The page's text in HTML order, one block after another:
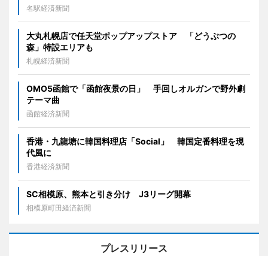
名駅経済新聞
大丸札幌店で任天堂ポップアップストア 「どうぶつの
森」特設エリアも
札幌経済新聞
OMO5函館で「函館夜景の日」 手回しオルガンで野外劇
テーマ曲
函館経済新聞
香港・九龍塘に韓国料理店「Social」 韓国定番料理を現
代風に
香港経済新聞
SC相模原、熊本と引き分け J3リーグ開幕
相模原町田経済新聞
プレスリリース